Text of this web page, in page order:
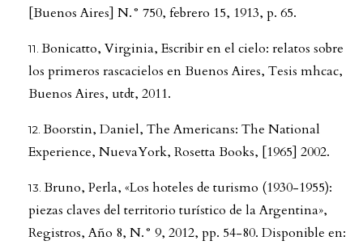
[Buenos Aires] N.° 750, febrero 15, 1913, p. 65.
Bonicatto, Virginia, Escribir en el cielo: relatos sobre
los primeros rascacielos en Buenos Aires, Tesis mhcac,
Buenos Aires, utdt, 2011.
Boorstin, Daniel, The Americans: The National
Experience, NuevaYork, Rosetta Books, [1965] 2002.
Bruno, Perla, «Los hoteles de turismo (1930-1955):
piezas claves del territorio turístico de la Argentina»,
Registros, Año 8, N.° 9, 2012, pp. 54-80. Disponible en: